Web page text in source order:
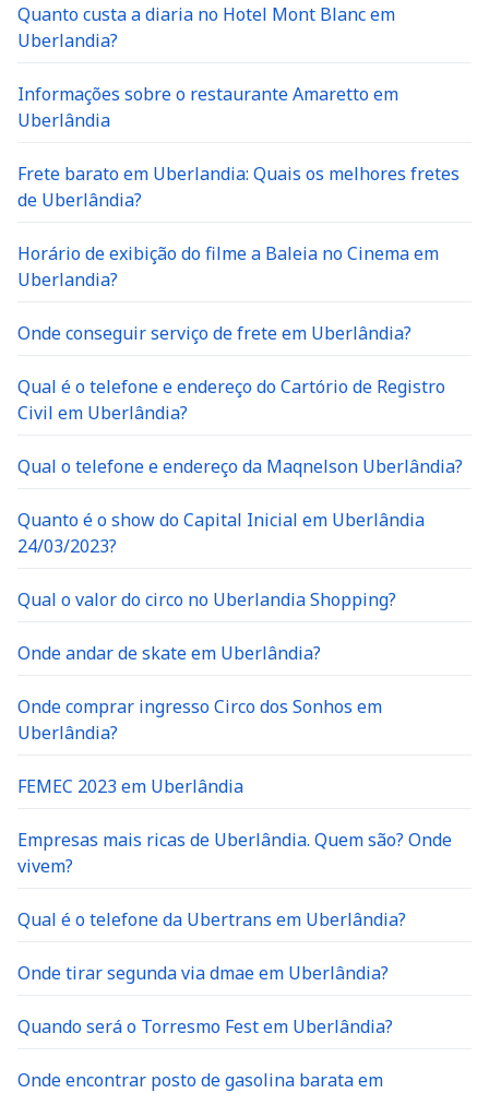
Quanto custa a diaria no Hotel Mont Blanc em
Uberlandia?
Informações sobre o restaurante Amaretto em
Uberlândia
Frete barato em Uberlandia: Quais os melhores fretes
de Uberlândia?
Horário de exibição do filme a Baleia no Cinema em
Uberlandia?
Onde conseguir serviço de frete em Uberlândia?
Qual é o telefone e endereço do Cartório de Registro
Civil em Uberlândia?
Qual o telefone e endereço da Maqnelson Uberlândia?
Quanto é o show do Capital Inicial em Uberlândia
24/03/2023?
Qual o valor do circo no Uberlandia Shopping?
Onde andar de skate em Uberlândia?
Onde comprar ingresso Circo dos Sonhos em
Uberlândia?
FEMEC 2023 em Uberlândia
Empresas mais ricas de Uberlândia. Quem são? Onde
vivem?
Qual é o telefone da Ubertrans em Uberlândia?
Onde tirar segunda via dmae em Uberlândia?
Quando será o Torresmo Fest em Uberlândia?
Onde encontrar posto de gasolina barata em